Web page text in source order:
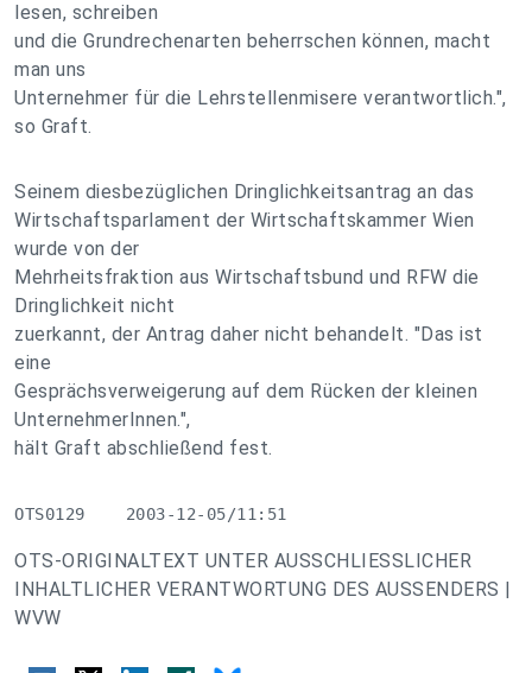
lesen, schreiben
und die Grundrechenarten beherrschen können, macht
man uns
Unternehmer für die Lehrstellenmisere verantwortlich.",
so Graft.
Seinem diesbezüglichen Dringlichkeitsantrag an das
Wirtschaftsparlament der Wirtschaftskammer Wien
wurde von der
Mehrheitsfraktion aus Wirtschaftsbund und RFW die
Dringlichkeit nicht
zuerkannt, der Antrag daher nicht behandelt. "Das ist
eine
Gesprächsverweigerung auf dem Rücken der kleinen
UnternehmerInnen.",
hält Graft abschließend fest.
OTS0129    2003-12-05/11:51
OTS-ORIGINALTEXT UNTER AUSSCHLIESSLICHER
INHALTLICHER VERANTWORTUNG DES AUSSENDERS |
WVW